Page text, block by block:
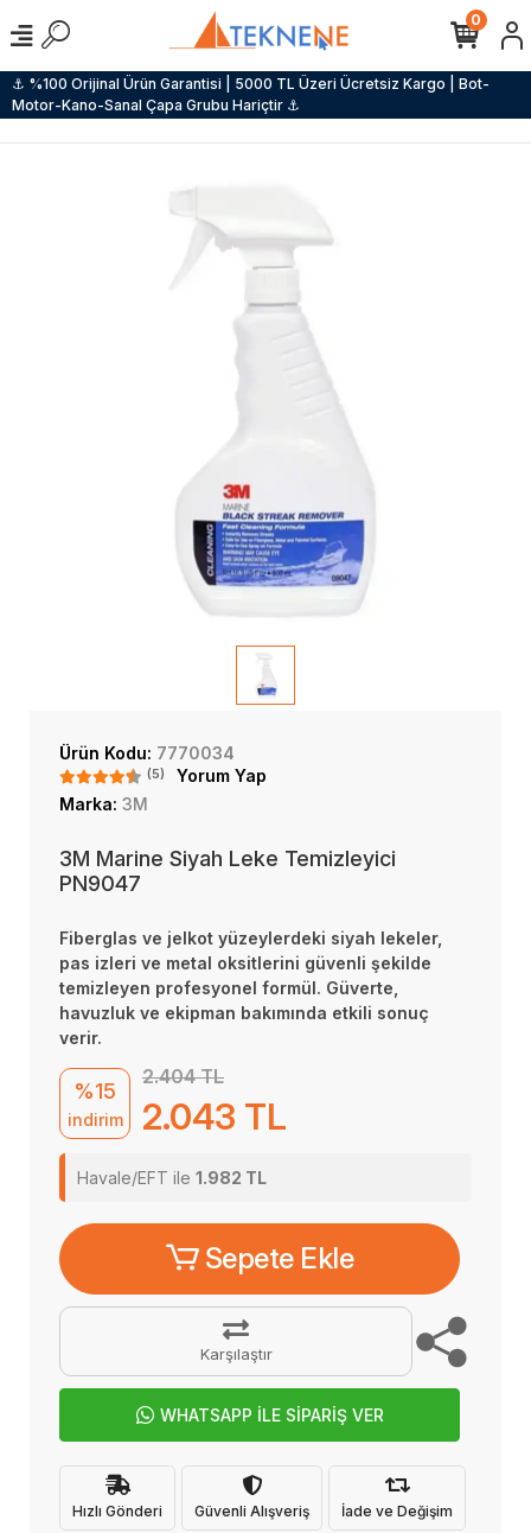
⚓ %100 Orijinal Ürün Garantisi | 5000 TL Üzeri Ücretsiz Kargo | Bot-
Motor-Kano-Sanal Çapa Grubu Hariçtir ⚓
0
Ürün Kodu: 7770034
(5)
Yorum Yap
Marka: 3M
3M Marine Siyah Leke Temizleyici
PN9047
Fiberglas ve jelkot yüzeylerdeki siyah lekeler,
pas izleri ve metal oksitlerini güvenli şekilde
temizleyen profesyonel formül. Güverte,
havuzluk ve ekipman bakımında etkili sonuç
verir.
%15
indirim
2.404 TL
2.043 TL
Havale/EFT ile 1.982 TL
Sepete Ekle
Karşılaştır
WHATSAPP İLE SİPARİŞ VER
Hızlı Gönderi Güvenli Alışveriş İade ve Değişim